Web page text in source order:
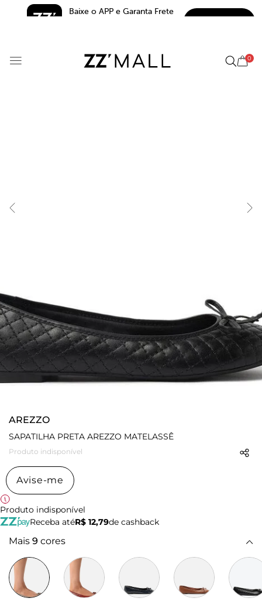
Baixe o APP e Garanta Frete
0
AREZZO
SAPATILHA PRETA AREZZO MATELASSÊ
Produto indisponível
Avise-me
Produto indisponível
Receba atéR$ 12,79de cashback
Mais 9 cores